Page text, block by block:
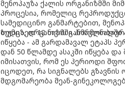
მენოპაუზა ქალის ორგანიზმში
პროცესია, რომელიც
სამედიცინო განმარტებით,
ზედიზედ 12 თვის განმავლობაში
თუმცა, ორგანიზმში
იწყება - ამ გარდამავალ ეტაპს
დან 50 წლამდე ასაკში იწყება
იმისათვის, რომ ეს პერიოდი
იცოდეთ, რა სიგნალებს გზავნის
მდგომარეობა მეან-